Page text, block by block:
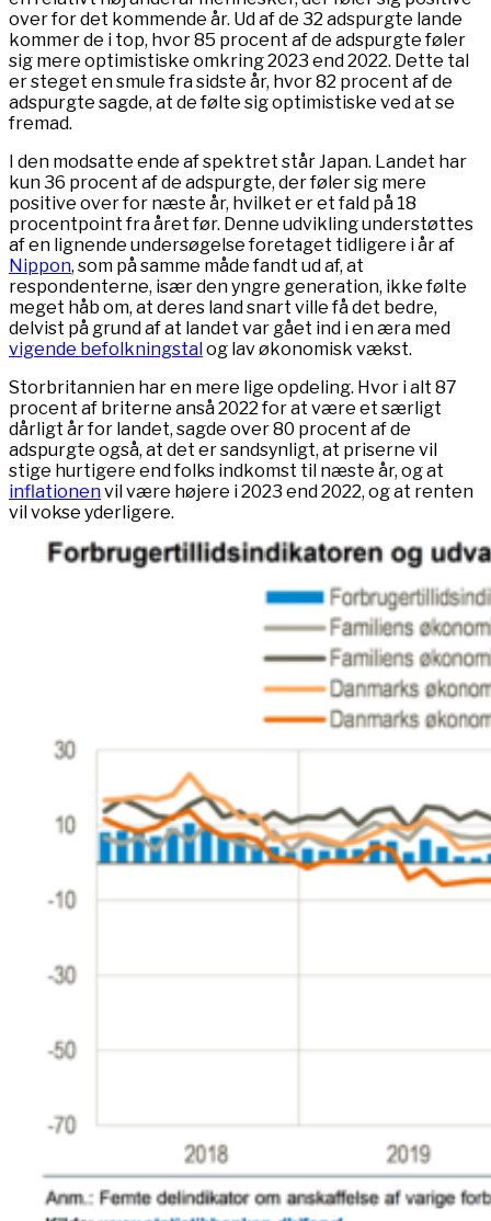
over for det kommende år. Ud af de 32 adspurgte lande
kommer de i top, hvor 85 procent af de adspurgte føler
sig mere optimistiske omkring 2023 end 2022. Dette tal
er steget en smule fra sidste år, hvor 82 procent af de
adspurgte sagde, at de følte sig optimistiske ved at se
fremad.
I den modsatte ende af spektret står Japan. Landet har
kun 36 procent af de adspurgte, der føler sig mere
positive over for næste år, hvilket er et fald på 18
procentpoint fra året før. Denne udvikling understøttes
af en lignende undersøgelse foretaget tidligere i år af
Nippon, som på samme måde fandt ud af, at
respondenterne, især den yngre generation, ikke følte
meget håb om, at deres land snart ville få det bedre,
delvist på grund af at landet var gået ind i en æra med
vigende befolkningstalog lav økonomisk vækst.
Storbritannien har en mere lige opdeling. Hvor i alt 87
procent af briterne anså 2022 for at være et særligt
dårligt år for landet, sagde over 80 procent af de
adspurgte også, at det er sandsynligt, at priserne vil
stige hurtigere end folks indkomst til næste år, og at
inflationenvil være højere i 2023 end 2022, og at renten
vil vokse yderligere.